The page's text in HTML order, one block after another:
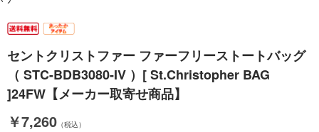
セントクリストファー ファーフリーストートバッグ
（ STC-BDB3080-IV ）[ St.Christopher BAG
]24FW【メーカー取寄せ商品】
￥7,260 （税込）